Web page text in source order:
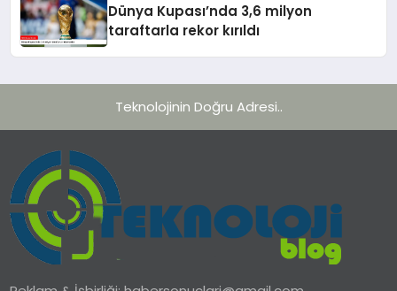
Dünya Kupası’nda 3,6 milyon
taraftarla rekor kırıldı
Teknolojinin Doğru Adresi..